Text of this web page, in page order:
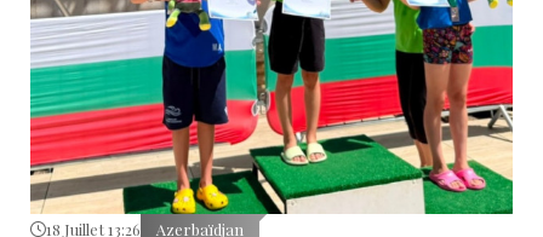
18 Juillet 13:26 Azerbaïdjan